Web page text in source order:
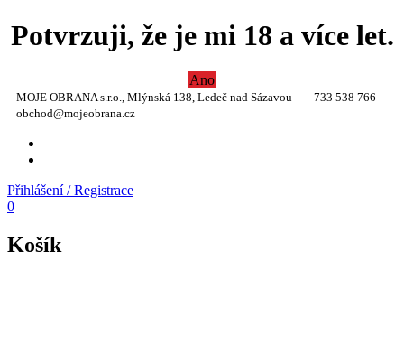
Potvrzuji, že je mi 18 a více let.
Ano
MOJE OBRANA s.r.o., Mlýnská 138, Ledeč nad Sázavou
733 538 766
obchod@mojeobrana.cz
Přihlášení / Registrace
0
Košík